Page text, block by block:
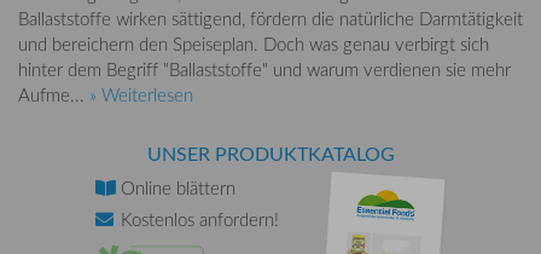
Ballaststoffe wirken sättigend, fördern die natürliche Darmtätigkeit
und bereichern den Speiseplan. Doch was genau verbirgt sich
hinter dem Begriff "Ballaststoffe" und warum verdienen sie mehr
Aufme... » Weiterlesen
UNSER PRODUKTKATALOG
Online blättern
Kostenlos anfordern!